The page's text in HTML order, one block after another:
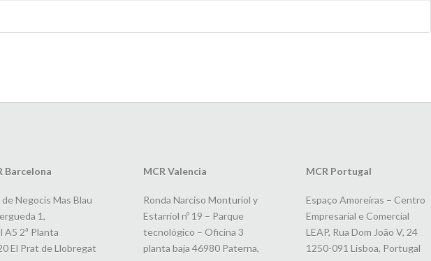
Barcelona
de Negocis Mas Blau
1,
A5 2ª Planta
El Prat de Llobregat
MCR Valencia
Ronda Narciso Monturiol y
Estarriol nº 19 – Parque
tecnológico – Oficina 3
planta baja 46980 Paterna,
MCR Portugal
Espaço Amoreiras – Centro
Empresarial e Comercial
LEAP, Rua Dom João V, 24
1250-091 Lisboa, Portugal